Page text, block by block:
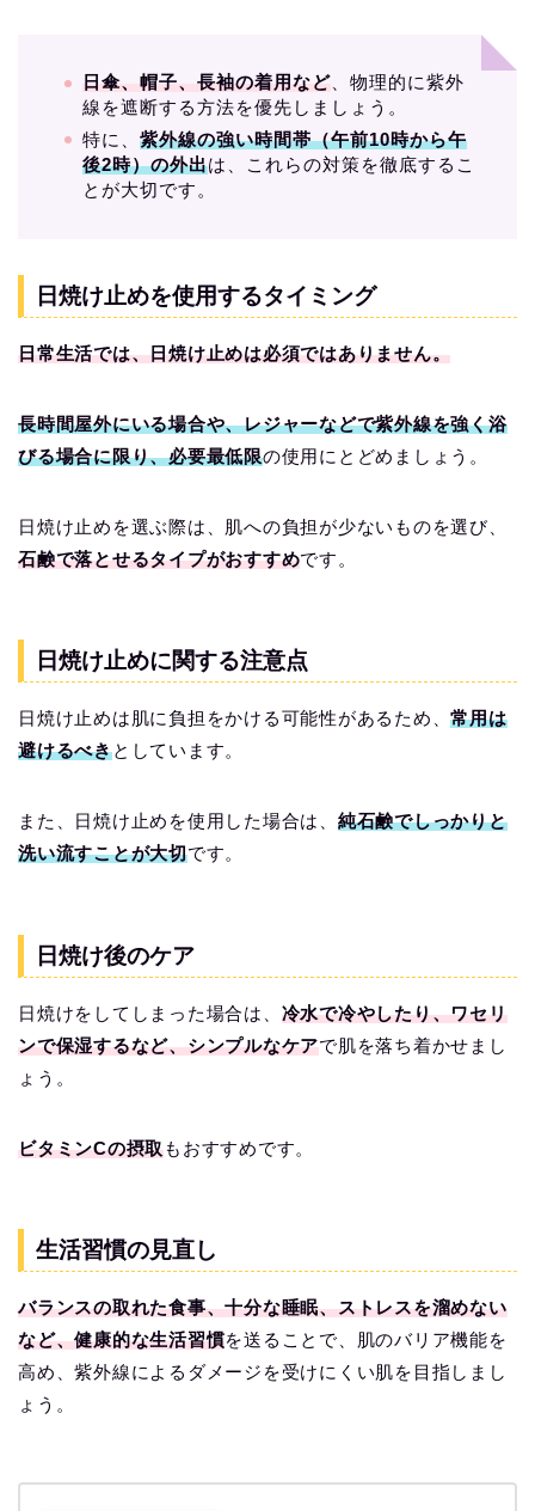
日傘、帽子、長袖の着用など、物理的に紫外
線を遮断する方法を優先しましょう。
特に、 紫外線の強い時間帯（午前10時から午
後2時）の外出は、これらの対策を徹底するこ
とが大切です。
日焼け止めを使用するタイミング
日常生活では、日焼け止めは必須ではありません。
長時間屋外にいる場合や、レジャーなどで紫外線を強く浴
びる場合に限り、必要最低限の使用にとどめましょう。
日焼け止めを選ぶ際は、肌への負担が少ないものを選び、
石鹸で落とせるタイプがおすすめです。
日焼け止めに関する注意点
日焼け止めは肌に負担をかける可能性があるため、常用は
避けるべきとしています。
また、日焼け止めを使用した場合は、 純石鹸でしっかりと
洗い流すことが大切です。
日焼け後のケア
日焼けをしてしまった場合は、 冷水で冷やしたり、ワセリ
ンで保湿するなど、シンプルなケアで肌を落ち着かせまし
ょう。
ビタミンCの摂取もおすすめです。
生活習慣の見直し
バランスの取れた食事、十分な睡眠、ストレスを溜めない
など、健康的な生活習慣を送ることで、肌のバリア機能を
高め、紫外線によるダメージを受けにくい肌を目指しまし
ょう。